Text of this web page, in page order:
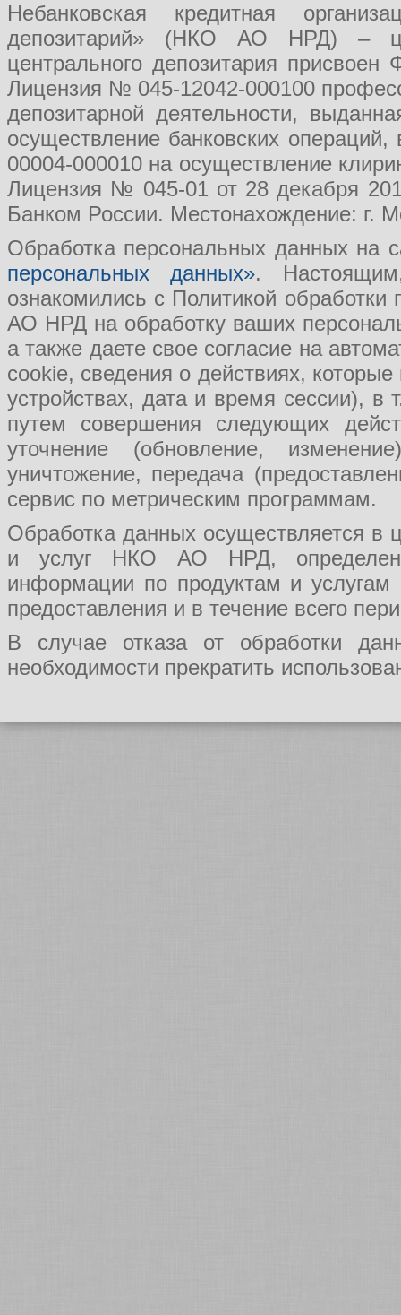
Небанковская кредитная
депозитарий» (НКО АО НРД) –
центрального депозитария
Лицензия № 045-12042-000100
депозитарной деятельности,
осуществление банковских
00004-000010 на осуществление
Лицензия № 045-01 от 28 декабря
Банком России. Местонахождение: г.
Обработка персональных данных на
персональных данных».
ознакомились с Политикой
АО НРД на обработку ваших
а также даете свое согласие на
cookie, сведения о действиях,
устройствах, дата и время сессии), в
путем совершения следующих
уточнение (обновление,
уничтожение, передача
сервис по метрическим программам.
Обработка данных осуществляется в
и услуг НКО АО НРД, определения
информации по продуктам и
предоставления и в течение всего
В случае отказа от обработки
необходимости прекратить